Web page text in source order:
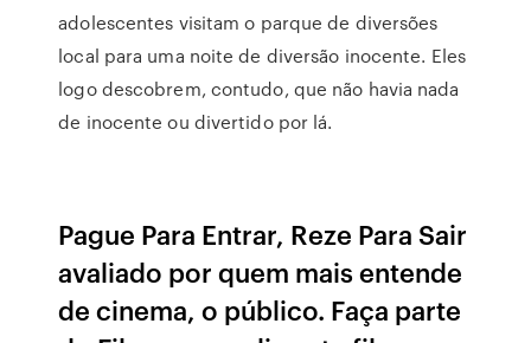
adolescentes visitam o parque de diversões
local para uma noite de diversão inocente. Eles
logo descobrem, contudo, que não havia nada
de inocente ou divertido por lá.
Pague Para Entrar, Reze Para Sair
avaliado por quem mais entende
de cinema, o público. Faça parte